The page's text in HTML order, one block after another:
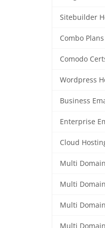
Sitebuilder
Combo Plans
Comodo
Wordpress
Business
Enterprise
Cloud
Multi
Multi
Multi
Multi